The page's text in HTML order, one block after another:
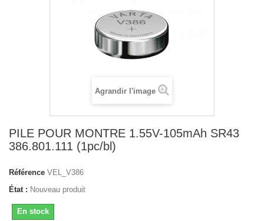
Agrandir l'image
PILE POUR MONTRE 1.55V-105mAh SR43
386.801.111 (1pc/bl)
Référence VEL_V386
État : Nouveau produit
En stock